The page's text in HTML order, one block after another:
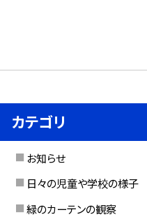
カテゴリ
お知らせ
日々の児童や学校の様子
緑のカーテンの観察